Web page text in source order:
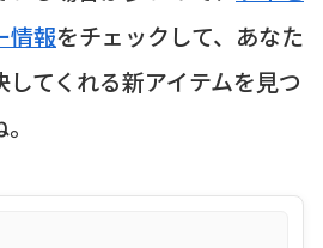
情報をチェックして、あなた
てくれる新アイテムを見つ